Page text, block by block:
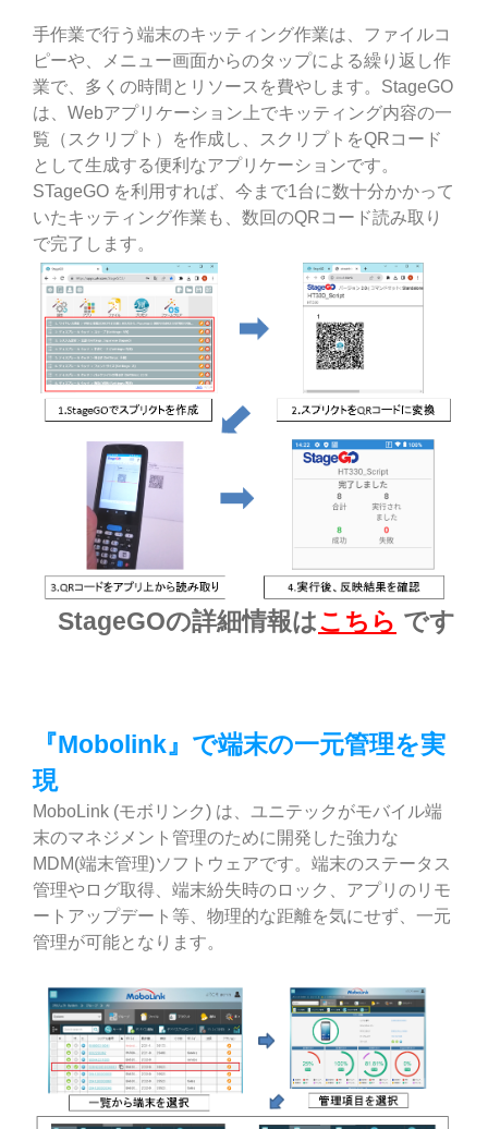
手作業で行う端末のキッティング作業は、ファイルコ
ピーや、メニュー画面からのタップによる繰り返し作
業で、多くの時間とリソースを費やします。StageGO
は、Webアプリケーション上でキッティング内容の一
覧（スクリプト）を作成し、スクリプトをQRコード
として生成する便利なアプリケーションです。
STageGO を利用すれば、今まで1台に数十分かかって
いたキッティング作業も、数回のQRコード読み取り
で完了します。
StageGOの詳細情報はこちら です
『Mobolink』で端末の一元管理を実
現
MoboLink (モボリンク) は、ユニテックがモバイル端
末のマネジメント管理のために開発した強力な
MDM(端末管理)ソフトウェアです。端末のステータス
管理やログ取得、端末紛失時のロック、アプリのリモ
ートアップデート等、物理的な距離を気にせず、一元
管理が可能となります。